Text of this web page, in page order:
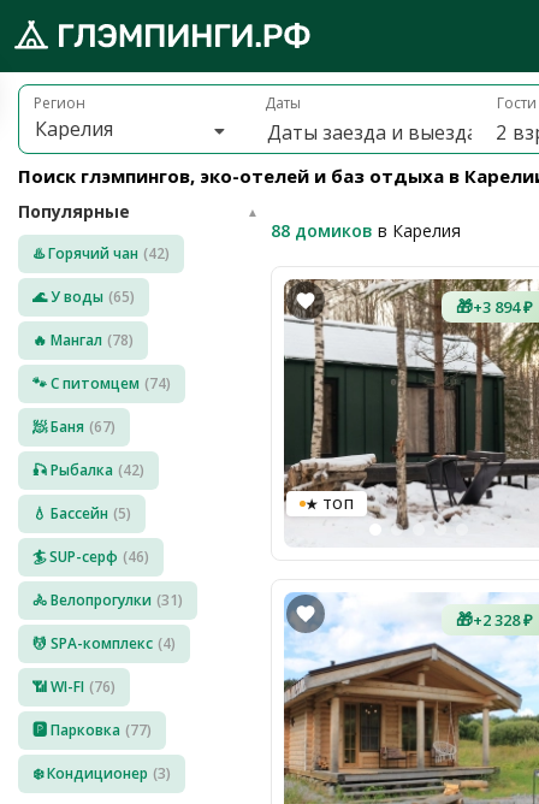
Мои
Подарочные
сертификаты
Регион
Карелия
Даты Гости
2
Поиск глэмпингов, эко-отелей и баз отдыха в
Популярные ▲
♨️ Горячий чан (42)
🌊 У воды (65)
🔥 Мангал (78)
🐾 С питомцем (74)
🧖 Баня (67)
🎣 Рыбалка (42)
💧 Бассейн (5)
🏄 SUP-серф (46)
🚴 Велопрогулки (31)
💆 SPA-комплекс (4)
📶 WI-FI (76)
🅿️ Парковка (77)
❄️ Кондиционер (3)
88 домиков в Карелия
🎁+3 894 ₽
★ ТОП
🎁+2 328 ₽